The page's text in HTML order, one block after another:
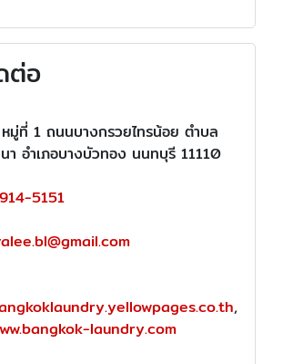
ต่อ
มู่ที่ 1 ถนนบางกรวยไทรน้อย ตำบล
อำเภอบางบัวทอง นนทบุรี 11110
5151
,
laundry.com